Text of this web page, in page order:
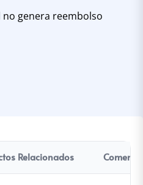
genera reembolso
Relacionados